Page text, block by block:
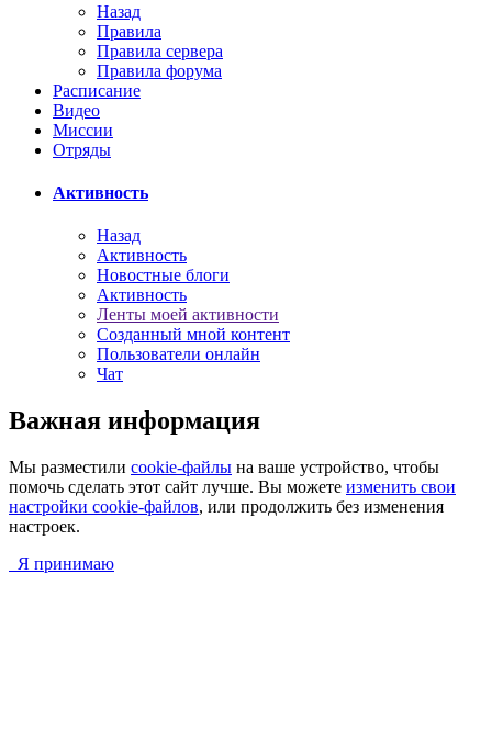
Назад
Правила
Правила сервера
Правила форума
Расписание
Видео
Миссии
Отряды
Активность
Назад
Активность
Новостные блоги
Активность
Ленты моей активности
Созданный мной контент
Пользователи онлайн
Чат
Важная информация
Мы разместили cookie-файлы на ваше устройство, чтобы
помочь сделать этот сайт лучше. Вы можете изменить свои
настройки cookie-файлов, или продолжить без изменения
настроек.
Я принимаю